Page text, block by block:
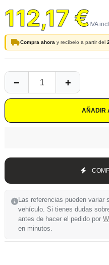
112,17 €
Compra ahora y recíbelo a partir del
AÑADIR
Las referencias pueden variar
vehículo. Si tienes dudas
antes de hacer el pedido por
en minutos.